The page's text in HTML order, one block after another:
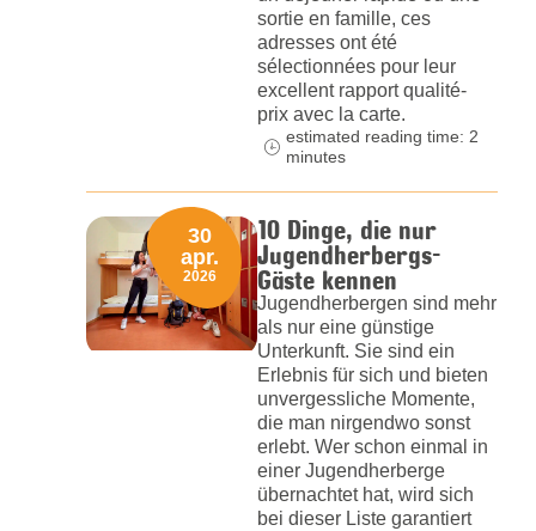
sortie en famille, ces
adresses ont été
sélectionnées pour leur
excellent rapport qualité-
prix avec la carte.
estimated reading time: 2
minutes
10 Dinge, die nur
Jugendherbergs-
Gäste kennen
Jugendherbergen sind mehr
als nur eine günstige
Unterkunft. Sie sind ein
Erlebnis für sich und bieten
unvergessliche Momente,
die man nirgendwo sonst
erlebt. Wer schon einmal in
einer Jugendherberge
übernachtet hat, wird sich
bei dieser Liste garantiert
30
apr.
2026